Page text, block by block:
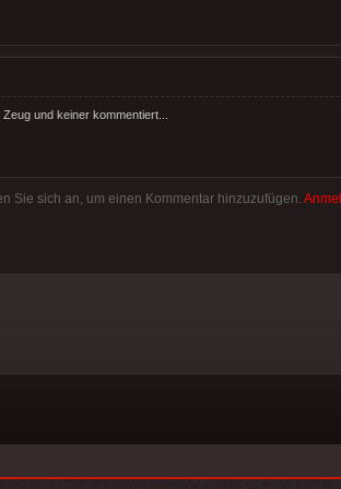
und keiner kommentiert...
Sie sich an, um einen Kommentar hinzuzufügen.